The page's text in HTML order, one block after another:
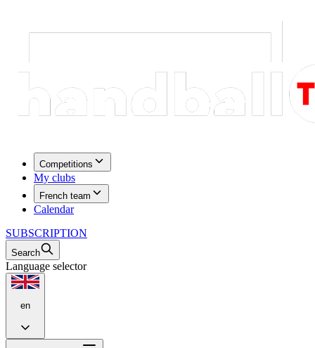
Competitions
My clubs
French team
Calendar
SUBSCRIPTION
Search
Language selector
en